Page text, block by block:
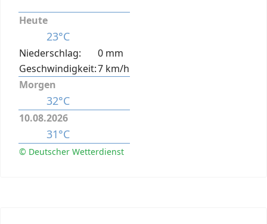
Heute
23°C
Niederschlag:
0 mm
Geschwindigkeit:7 km/h
Morgen
32°C
10.08.2026
31°C
© Deutscher Wetterdienst